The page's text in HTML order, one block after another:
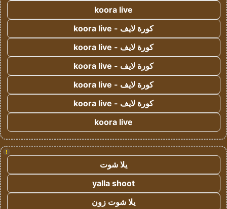
koora live
كورة لايف - koora live
كورة لايف - koora live
كورة لايف - koora live
كورة لايف - koora live
كورة لايف - koora live
koora live
!
يلا شوت
yalla shoot
يلا شوت زون